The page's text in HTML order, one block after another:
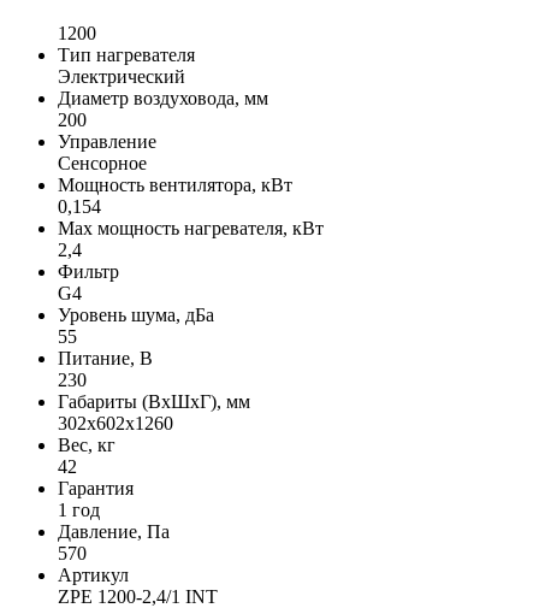
1200
Тип нагревателя
Электрический
Диаметр воздуховода, мм
200
Управление
Сенсорное
Мощность вентилятора, кВт
0,154
Max мощность нагревателя, кВт
2,4
Фильтр
G4
Уровень шума, дБа
55
Питание, В
230
Габариты (ВхШхГ), мм
302х602х1260
Вес, кг
42
Гарантия
1 год
Давление, Па
570
Артикул
ZPE 1200-2,4/1 INT